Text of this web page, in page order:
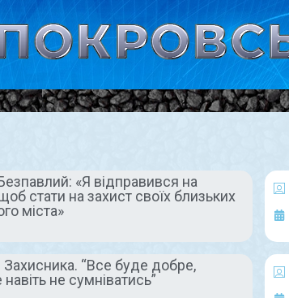
«Я відправився на
стати на захист своїх близьких
міста»
“Все буде добре,
не сумніватись”
АКТУАЛЬНО